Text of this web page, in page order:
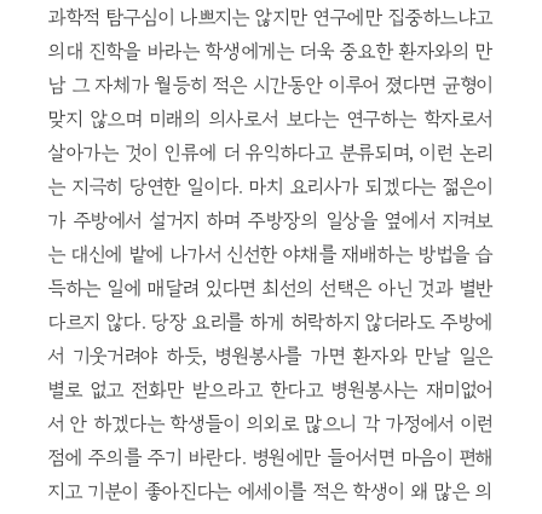
과학적 탐구심이 나쁘지는 않지만 연구에만 집중하느냐고
의대 진학을 바라는 학생에게는 더욱 중요한 환자와의 만
남 그 자체가 월등히 적은 시간동안 이루어 졌다면 균형이
맞지 않으며 미래의 의사로서 보다는 연구하는 학자로서
살아가는 것이 인류에 더 유익하다고 분류되며, 이런 논리
는 지극히 당연한 일이다. 마치 요리사가 되겠다는 젊은이
가 주방에서 설거지 하며 주방장의 일상을 옆에서 지켜보
는 대신에 밭에 나가서 신선한 야채를 재배하는 방법을 습
득하는 일에 매달려 있다면 최선의 선택은 아닌 것과 별반
다르지 않다. 당장 요리를 하게 허락하지 않더라도 주방에
서 기웃거려야 하듯, 병원봉사를 가면 환자와 만날 일은
별로 없고 전화만 받으라고 한다고 병원봉사는 재미없어
서 안 하겠다는 학생들이 의외로 많으니 각 가정에서 이런
점에 주의를 주기 바란다. 병원에만 들어서면 마음이 편해
지고 기분이 좋아진다는 에세이를 적은 학생이 왜 많은 의